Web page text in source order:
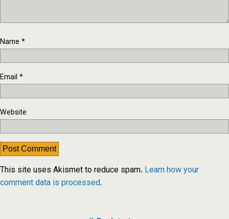
Name *
Email *
Website
This site uses Akismet to reduce spam. Learn how your
comment data is processed.